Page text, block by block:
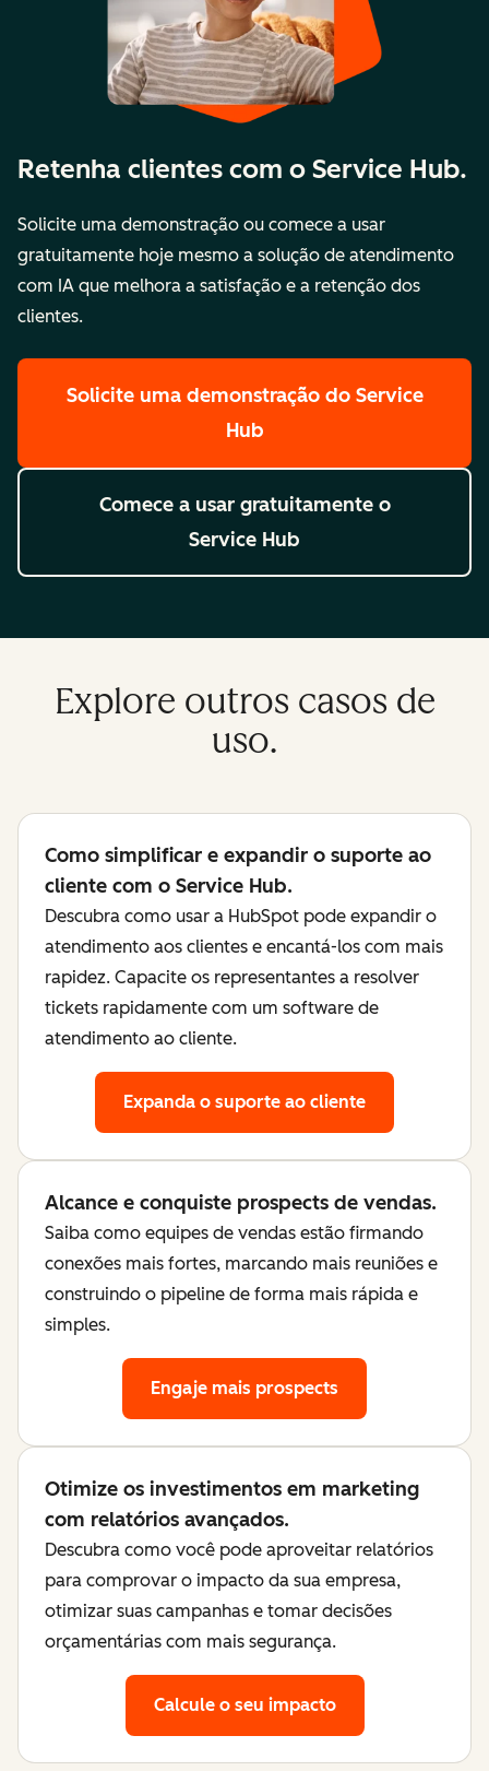
Retenha clientes com o Service Hub.
Solicite uma demonstração ou comece a usar
gratuitamente hoje mesmo a solução de atendimento
com IA que melhora a satisfação e a retenção dos
clientes.
Solicite uma demonstração do Service
Hub
Comece a usar gratuitamente o
Service Hub
Explore outros casos de
uso.
Como simplificar e expandir o suporte ao
cliente com o Service Hub.
Descubra como usar a HubSpot pode expandir o
atendimento aos clientes e encantá-los com mais
rapidez. Capacite os representantes a resolver
tickets rapidamente com um software de
atendimento ao cliente.
Expanda o suporte ao cliente
Alcance e conquiste prospects de vendas.
Saiba como equipes de vendas estão firmando
conexões mais fortes, marcando mais reuniões e
construindo o pipeline de forma mais rápida e
simples.
Engaje mais prospects
Otimize os investimentos em marketing
com relatórios avançados.
Descubra como você pode aproveitar relatórios
para comprovar o impacto da sua empresa,
otimizar suas campanhas e tomar decisões
orçamentárias com mais segurança.
Calcule o seu impacto